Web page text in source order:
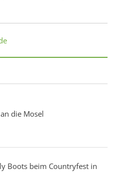
die Mosel
Boots beim Countryfest in